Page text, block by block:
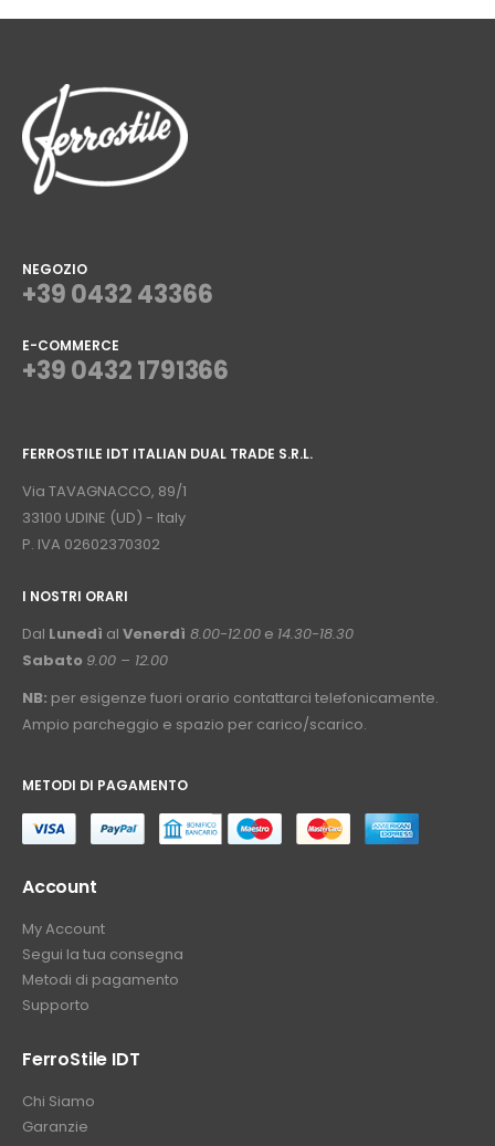
NEGOZIO
+39 0432 43366
E-COMMERCE
+39 0432 1791366
FERROSTILE IDT ITALIAN DUAL TRADE S.R.L.
Via TAVAGNACCO, 89/1
33100 UDINE (UD) - Italy
P. IVA 02602370302
I NOSTRI ORARI
Dal Lunedì al Venerdì 8.00-12.00 e 14.30-18.30
Sabato 9.00 – 12.00
NB: per esigenze fuori orario contattarci telefonicamente.
Ampio parcheggio e spazio per carico/scarico.
METODI DI PAGAMENTO
Account
My Account
Segui la tua consegna
Metodi di pagamento
Supporto
FerroStile IDT
Chi Siamo
Garanzie